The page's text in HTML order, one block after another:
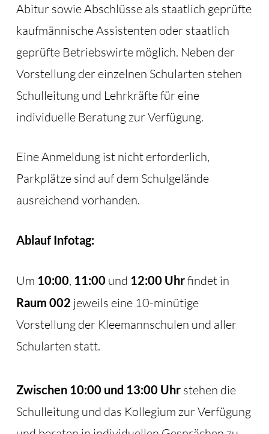
Abitur sowie Abschlüsse als staatlich geprüfte
kaufmännische Assistenten oder staatlich
geprüfte Betriebswirte möglich. Neben der
Vorstellung der einzelnen Schularten stehen
Schulleitung und Lehrkräfte für eine
individuelle Beratung zur Verfügung.
Eine Anmeldung ist nicht erforderlich,
Parkplätze sind auf dem Schulgelände
ausreichend vorhanden.
Ablauf Infotag:
Um 10:00, 11:00 und 12:00 Uhrfindet in
Raum 002 jeweils eine 10-minütige
Vorstellung der Kleemannschulen und aller
Schularten statt.
Zwischen 10:00 und 13:00 Uhrstehen die
Schulleitung und das Kollegium zur Verfügung